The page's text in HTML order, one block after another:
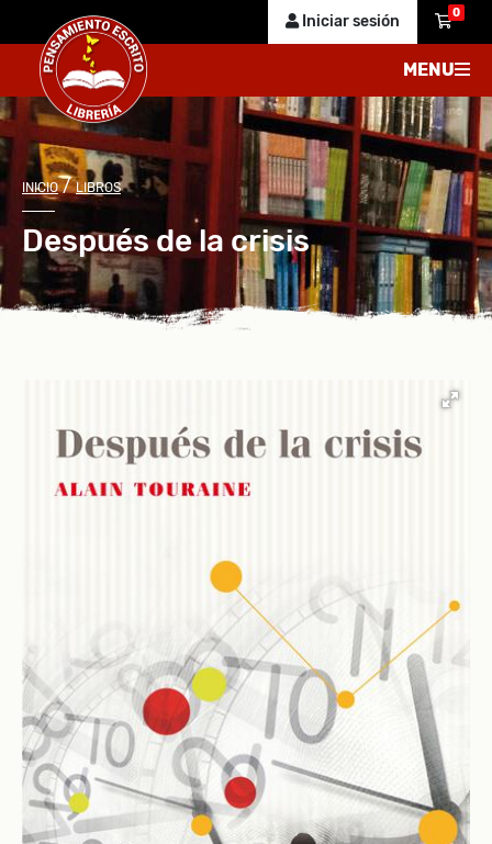
Iniciar sesión 0
MENU
INICIO/LIBROS
Después de la crisis